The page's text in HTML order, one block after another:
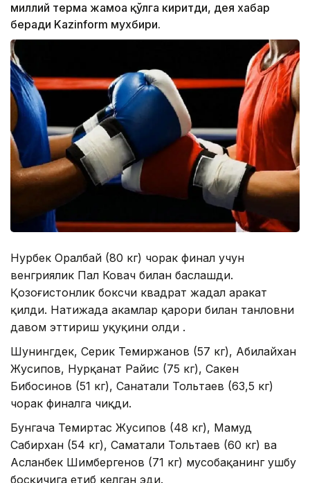
миллий терма жамоа қўлга киритди, дея хабар
беради Kazinform мухбири.
Нурбек Оралбай (80 кг) чорак финал учун
венгриялик Пал Ковач билан баҳслашди.
Қозоғистонлик боксчи квадрат жадал ҳаракат
қилди. Натижада ҳакамлар қарори билан танловни
давом эттириш ҳуқуқини олди .
Шунингдек, Серик Темиржанов (57 кг), Aбилайхан
Жусипов, Нурқанат Райис (75 кг), Сакен
Бибосинов (51 кг), Санатали Тольтаев (63,5 кг)
чорак финалга чиқди.
Бунгача Темиртас Жусипов (48 кг), Маҳмуд
Сабирхан (54 кг), Саматали Тольтаев (60 кг) ва
Aсланбек Шимбергенов (71 кг) мусобақанинг ушбу
босқичига етиб келган эди.